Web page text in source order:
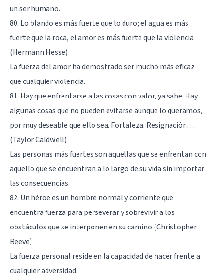
un ser humano.
80. Lo blando es más fuerte que lo duro; el agua es más
fuerte que la roca, el amor es más fuerte que la violencia
(Hermann Hesse)
La fuerza del amor ha demostrado ser mucho más eficaz
que cualquier violencia.
81. Hay que enfrentarse a las cosas con valor, ya sabe. Hay
algunas cosas que no pueden evitarse aunque lo queramos,
por muy deseable que ello sea. Fortaleza. Resignación…
(Taylor Caldwell)
Las personas más fuertes son aquellas que se enfrentan con
aquello que se encuentran a lo largo de su vida sin importar
las consecuencias.
82. Un héroe es un hombre normal y corriente que
encuentra fuerza para perseverar y sobrevivir a los
obstáculos que se interponen en su camino (Christopher
Reeve)
La fuerza personal reside en la capacidad de hacer frente a
cualquier adversidad.